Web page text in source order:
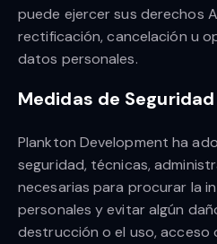
puede ejercer sus derechos
rectificación, cancelación u
datos personales.
Medidas de Seguridad
Plankton Development ha
seguridad, técnicas,
necesarias para procurar la
personales y evitar algún
destrucción o el uso,